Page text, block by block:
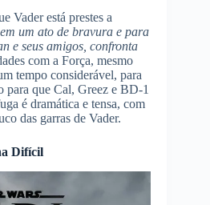
Vader está prestes a
um ato de bravura e para
e seus amigos, confronta
com a Força, mesmo
tempo considerável, para
para que Cal, Greez e BD-1
é dramática e tensa, com
das garras de Vader.
Difícil